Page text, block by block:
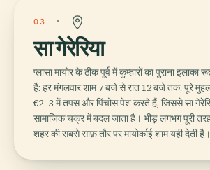
03
सा गेरेरिया
प्लासा मायोर के ठीक पूर्व में कुम्हारों का पुराना इलाका
है: हर मंगलवार शाम 7 बजे से रात 12 बजे तक, पूरे
€2–3 में तपस और पिंचोस पेश करते हैं, जिससे सा
सामाजिक चक्र में बदल जाता है। भीड़ लगभग पूरी तरह
शहर की सबसे साफ़ तौर पर मायोर्काई शाम यही देती है।